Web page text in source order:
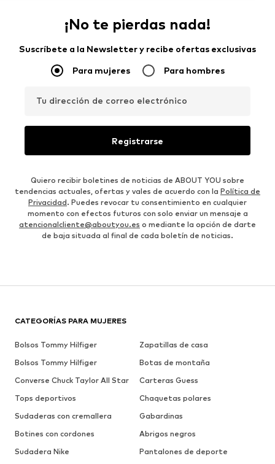
¡No te pierdas nada!
Suscríbete a la Newsletter y recibe ofertas exclusivas
Para mujeres Para hombres
Tu dirección de correo electrónico
Registrarse
Quiero recibir boletines de noticias de ABOUT YOU sobre
tendencias actuales, ofertas y vales de acuerdo con la Política de
Privacidad. Puedes revocar tu consentimiento en cualquier
momento con efectos futuros con solo enviar un mensaje a
atencionalcliente@aboutyou.es o mediante la opción de darte
de baja situada al final de cada boletín de noticias.
CATEGORÍAS PARA MUJERES
Bolsos Tommy Hilfiger
Zapatillas de casa
Bolsos Tommy Hilfiger
Botas de montaña
Converse Chuck Taylor All Star
Carteras Guess
Tops deportivos
Chaquetas polares
Sudaderas con cremallera
Gabardinas
Botines con cordones
Abrigos negros
Sudadera Nike
Pantalones de deporte